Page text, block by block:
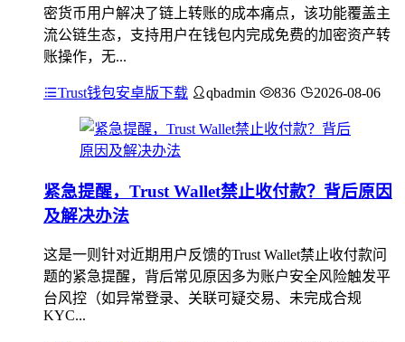
密货币用户解决了链上转账的成本痛点，该功能覆盖主
流公链生态，支持用户在钱包内完成免费的加密资产转
账操作，无...
Trust钱包安卓版下载 qbadmin 836 2026-08-06
紧急提醒，Trust Wallet禁止收付款？背后原因
及解决办法
这是一则针对近期用户反馈的Trust Wallet禁止收付款问
题的紧急提醒，背后常见原因多为账户安全风险触发平
台风控（如异常登录、关联可疑交易、未完成合规
KYC...